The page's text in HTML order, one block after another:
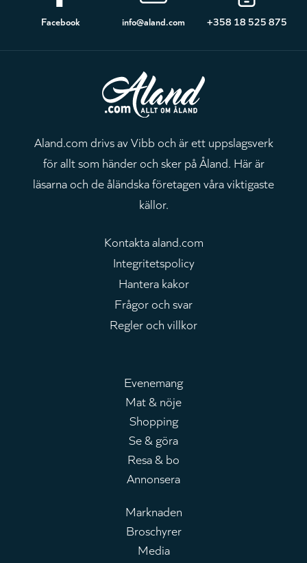
Sidfot
Facebook info@aland.com +358 18 525 875
Aland.com drivs av Vibb och är ett uppslagsverk
för allt som händer och sker på Åland. Här är
läsarna och de åländska företagen våra viktigaste
källor.
Kontakta aland.com
Integritetspolicy
Hantera kakor
Frågor och svar
Regler och villkor
Huvudmeny
Evenemang
Mat & nöje
Shopping
Se & göra
Resa & bo
Annonsera
Leaderboard
Marknaden
Broschyrer
Media